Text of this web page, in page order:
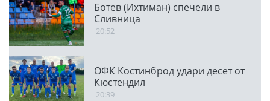
Ботев (Ихтиман) спечели в
Сливница
20:52
ОФК Костинброд удари десет от
Кюстендил
20:39